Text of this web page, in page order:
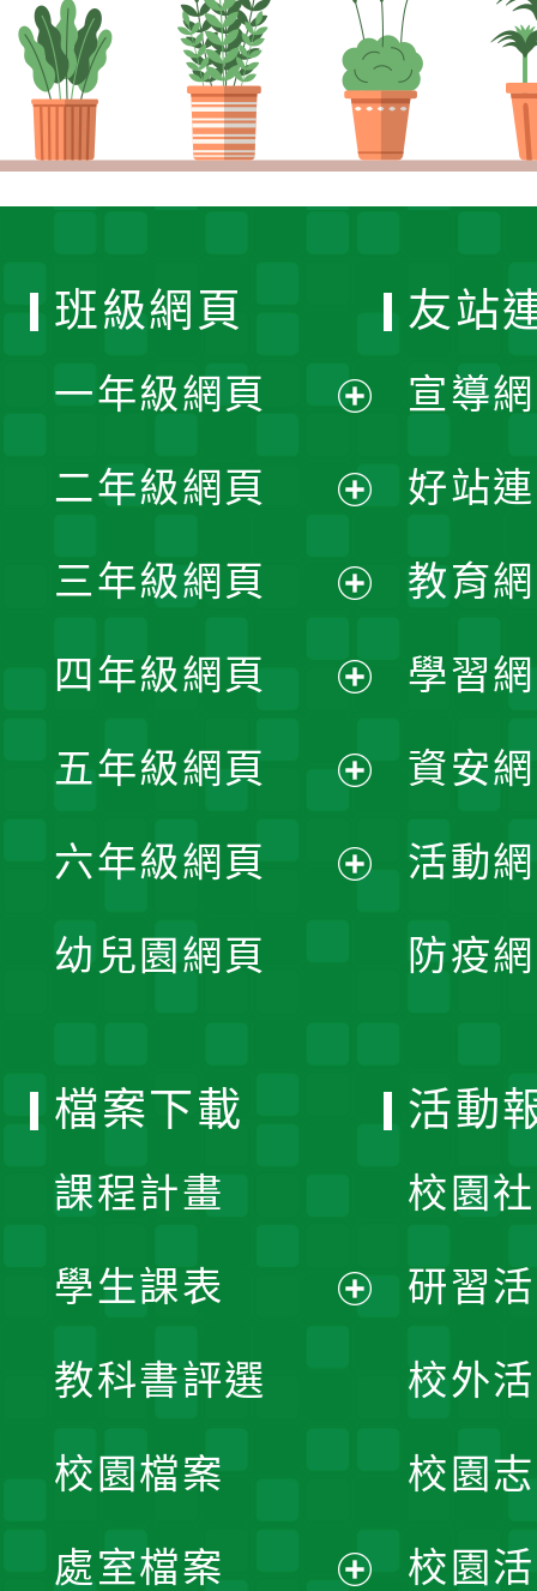
班級網頁
一年級網頁
開
選
單
二年級網頁
開
選
單
三年級網頁
開
選
單
四年級網頁
開
選
五年級網頁
開
六年級網頁
幼兒園網頁
友站
宣導
好站
教育
學習
資安
活動
防疫
檔案下載
課程計畫
學生課表
單
教科書評選
校園檔案
處室檔案
活動
校園
研習
校外
校園
校園